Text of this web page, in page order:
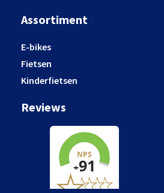
Assortiment
E-bikes
Fietsen
Kinderfietsen
Reviews